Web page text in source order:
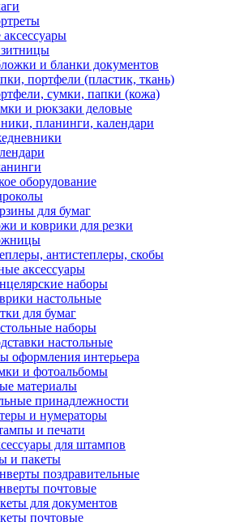
и бланки документов
портфели (пластик, ткань)
сумки, папки (кожа)
и рюкзаки деловые
планинги, календари
оборудование
для бумаг
и коврики для резки
антистеплеры, скобы
аксессуары
наборы
настольные
для бумаг
наборы
настольные
оформления интерьера
и фотоальбомы
материалы
принадлежности
и нумераторы
и печати
для штампов
и пакеты
поздравительные
почтовые
для документов
почтовые